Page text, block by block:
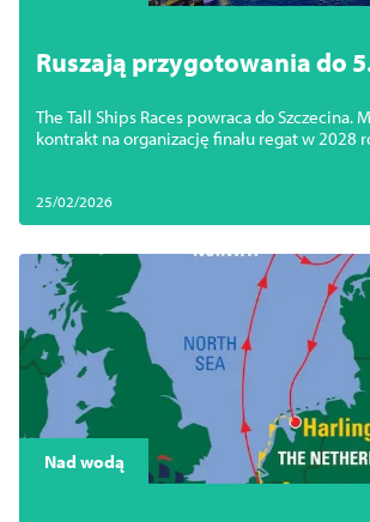
Ruszają przygotowania do
Ships Races
The Tall Ships Races powraca do Szczecina.
kontrakt na organizację finału regat w 2028
25/02/2026
Nad wodą